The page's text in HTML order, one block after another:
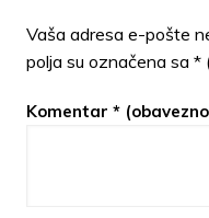
Vaša adresa e-pošte
polja su označena sa *
Komentar *